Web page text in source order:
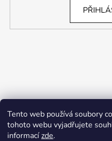
Tento web používá soubory
tohoto webu vyjadřujete
informacízde.